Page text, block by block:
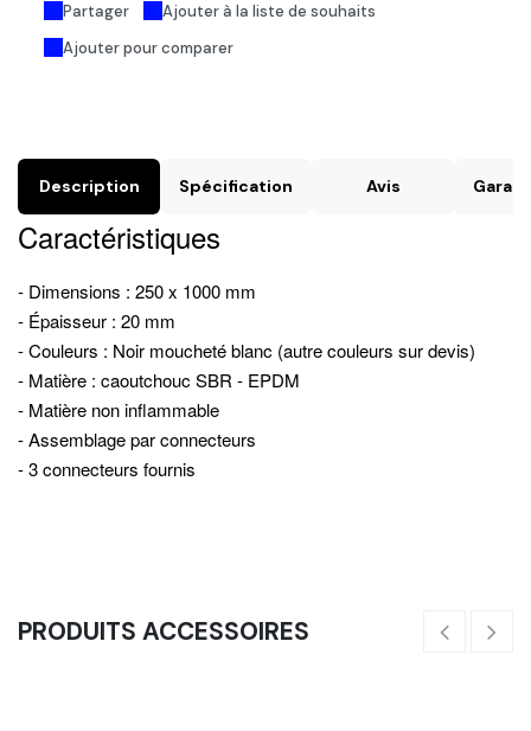
Ajouter pour comparer
Partager Ajouter à la liste de souhaits
Description Spécification Avis
Caractéristiques
- Dimensions : 250 x 1000 mm
- Épaisseur : 20 mm
- Couleurs : Noir moucheté blanc (autre couleurs sur devis)
- Matière : caoutchouc SBR - EPDM
- Matière non inflammable
- Assemblage par connecteurs
- 3 connecteurs fournis
PRODUITS ACCESSOIRES